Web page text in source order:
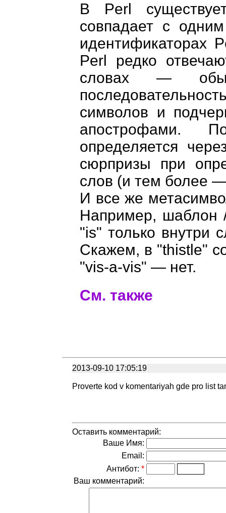
В Perl
совпадает с
идентификаторах
Perl редко
словах —
символов и
апострофами.
определяется
сюрпризы при
слов (и тем более
И все же
Например, шаблон
"is" только внутри
Скажем, в "thistle"
"vis-a-vis" — нет.
См. также
2013-09-10 17:05:19
Proverte kod v komentariyah gde pro list
Оставить комментарий:
Ваше Имя:
Email:
Антибот: *
Ваш комментарий: